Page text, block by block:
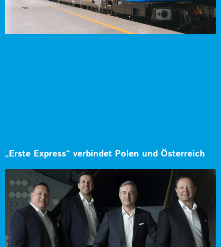
„Erste Express“ verbindet Polen und Österreich